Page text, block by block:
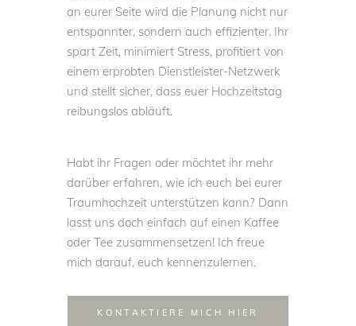
an eurer Seite wird die Planung nicht nur
entspannter, sondern auch effizienter. Ihr
spart Zeit, minimiert Stress, profitiert von
einem erprobten Dienstleister-Netzwerk
und stellt sicher, dass euer Hochzeitstag
reibungslos abläuft.
Habt ihr Fragen oder möchtet ihr mehr
darüber erfahren, wie ich euch bei eurer
Traumhochzeit unterstützen kann? Dann
lasst uns doch einfach auf einen Kaffee
oder Tee zusammensetzen! Ich freue
mich darauf, euch kennenzulernen.
KONTAKTIERE MICH HIER